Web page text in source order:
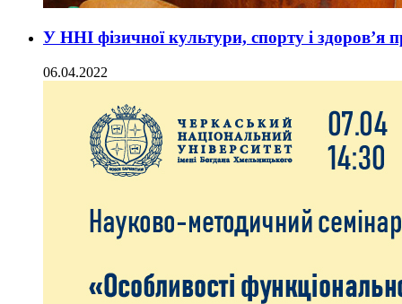
У ННІ фізичної культури, спорту і здоров’я
06.04.2022